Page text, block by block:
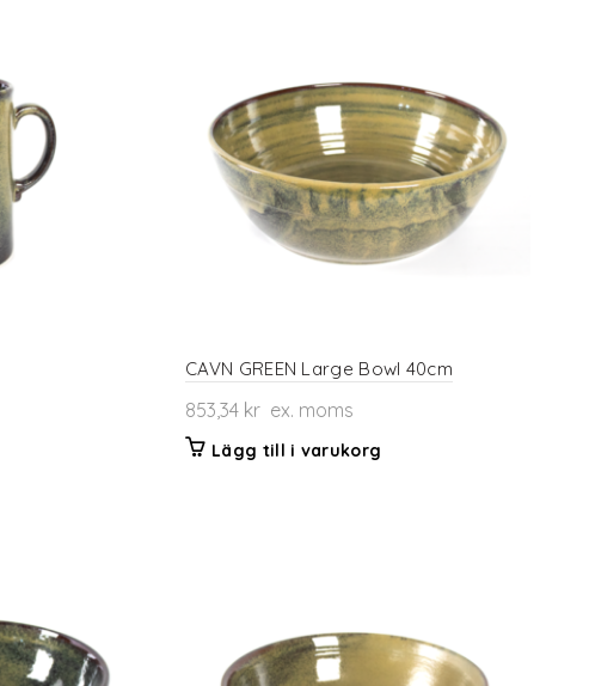
CAVN GREEN Large Bowl 40cm
853,34 kr ex. moms
Lägg till i varukorg